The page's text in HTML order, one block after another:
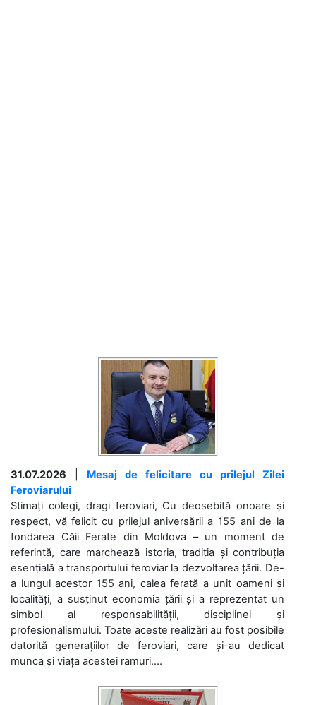
31.07.2026
Mesaj de felicitare cu prilejul Zilei
Feroviarului
Stimați colegi, dragi feroviari, Cu deosebită onoare și
respect, vă felicit cu prilejul aniversării a 155 ani de la
fondarea Căii Ferate din Moldova – un moment de
referință, care marchează istoria, tradiția și contribuția
esențială a transportului feroviar la dezvoltarea țării. De-
a lungul acestor 155 ani, calea ferată a unit oameni și
localități, a susținut economia țării și a reprezentat un
simbol al responsabilității, disciplinei și
profesionalismului. Toate aceste realizări au fost posibile
datorită generațiilor de feroviari, care și-au dedicat
munca și viața acestei ramuri....